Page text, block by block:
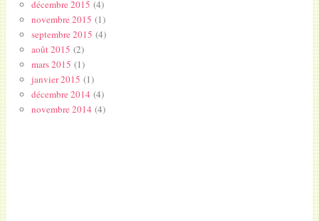
décembre 2015 (4)
novembre 2015 (1)
septembre 2015 (4)
août 2015 (2)
mars 2015 (1)
janvier 2015 (1)
décembre 2014(4)
novembre 2014(4)